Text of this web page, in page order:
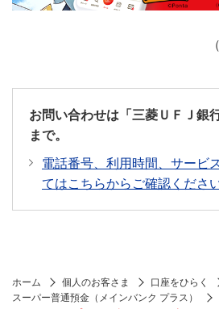
お問い合わせは「三菱ＵＦＪ銀
まで。
電話番号、利用時間、サービ
てはこちらからご確認ください
ホーム 個人のお客さま
口座をひらく
スーパー普通預金（メインバンク プラス）